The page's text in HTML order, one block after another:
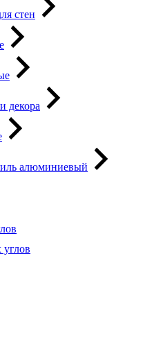
стен
декора
алюминиевый